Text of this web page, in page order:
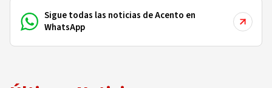
Sigue todas las noticias de Acento en
WhatsApp